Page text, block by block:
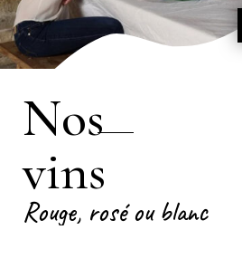
Nos
vins
Rouge, rosé ou blanc